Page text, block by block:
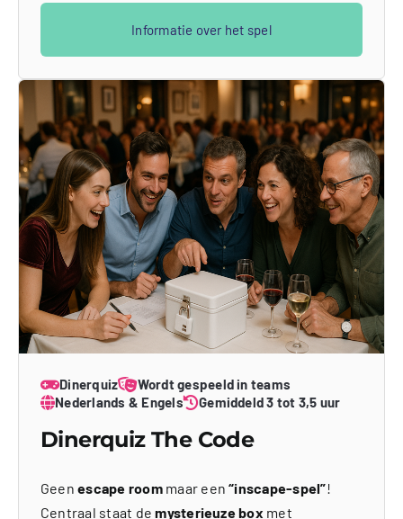
Informatie over het spel
Dinerquiz
Wordt gespeeld in teams
Nederlands & Engels
Gemiddeld 3 tot 3,5 uur
Dinerquiz The Code
Geenescape roommaar een“inscape-spel”!
Centraal staat demysterieuze box met